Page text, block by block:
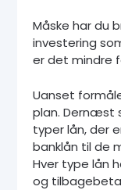
Måske har du
investering
er det mindre
Uanset
plan. Dernæst
typer lån, der
banklån til de
Hver type lån
og